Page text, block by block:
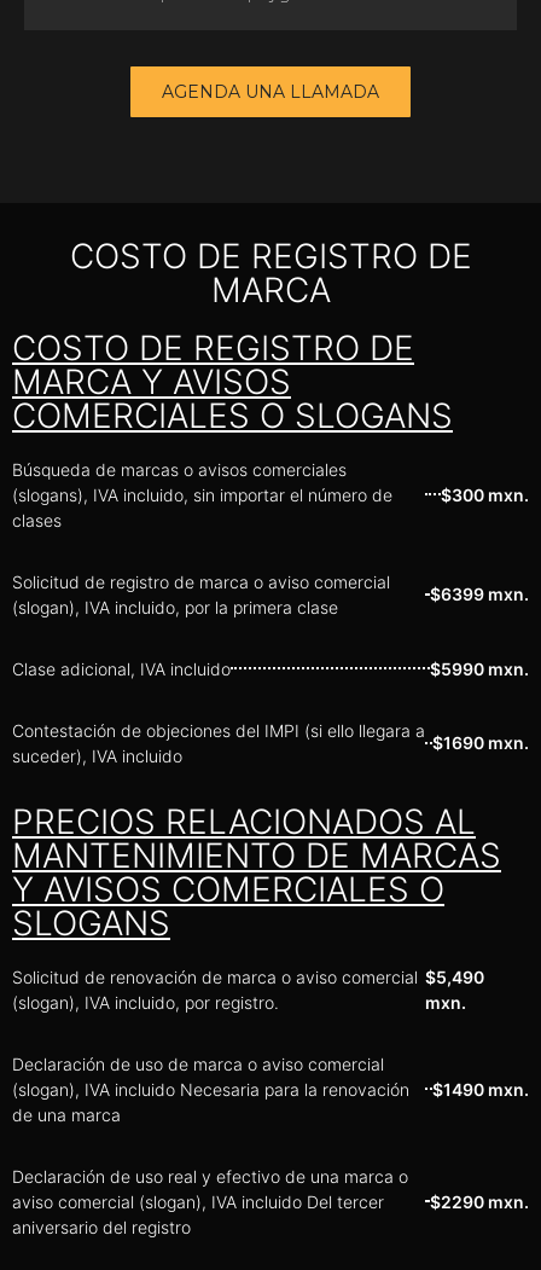
AGENDA UNA LLAMADA
COSTO DE REGISTRO DE
MARCA
COSTO DE REGISTRO DE
MARCA Y AVISOS
COMERCIALES O SLOGANS
Búsqueda de marcas o avisos comerciales
(slogans), IVA incluido, sin importar el número de
clases
$300 mxn.
Solicitud de registro de marca o aviso comercial
(slogan), IVA incluido, por la primera clase
$6399 mxn.
Clase adicional, IVA incluido $5990 mxn.
Contestación de objeciones del IMPI (si ello llegara a
suceder), IVA incluido
$1690 mxn.
PRECIOS RELACIONADOS AL
MANTENIMIENTO DE MARCAS
Y AVISOS COMERCIALES O
SLOGANS
Solicitud de renovación de marca o aviso comercial
(slogan), IVA incluido, por registro.
$5,490
mxn.
Declaración de uso de marca o aviso comercial
(slogan), IVA incluido Necesaria para la renovación
de una marca
$1490 mxn.
Declaración de uso real y efectivo de una marca o
aviso comercial (slogan), IVA incluido Del tercer
aniversario del registro
$2290 mxn.